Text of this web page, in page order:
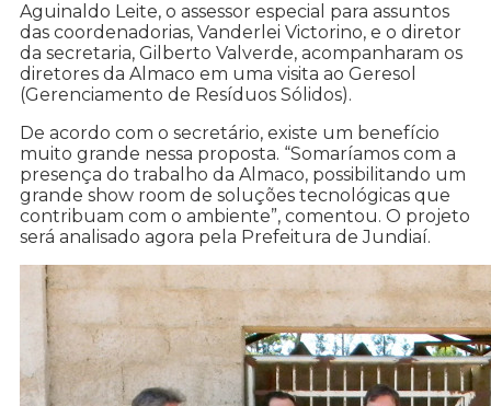
Aguinaldo Leite, o assessor especial para assuntos
das coordenadorias, Vanderlei Victorino, e o diretor
da secretaria, Gilberto Valverde, acompanharam os
diretores da Almaco em uma visita ao Geresol
(Gerenciamento de Resíduos Sólidos).
De acordo com o secretário, existe um benefício
muito grande nessa proposta. “Somaríamos com a
presença do trabalho da Almaco, possibilitando um
grande show room de soluções tecnológicas que
contribuam com o ambiente”, comentou. O projeto
será analisado agora pela Prefeitura de Jundiaí.